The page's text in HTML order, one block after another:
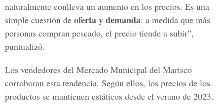
naturalmente conlleva un aumento en los precios. Es una
simple cuestión de oferta y demanda: a medida que más
personas compran pescado, el precio tiende a subir”,
puntualizó.
Los vendedores del Mercado Municipal del Marisco
corroboran esta tendencia. Según ellos, los precios de los
productos se mantienen estáticos desde el verano de 2023.